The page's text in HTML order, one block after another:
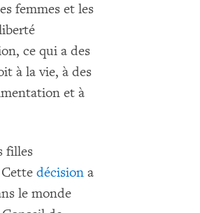
femmes et les
ce qui a des
à la vie, à des
et à
filles
Cettedécision a
le monde